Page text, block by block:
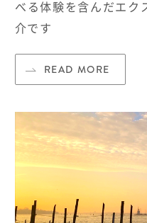
べる体験を含んだエク
介です
READ MORE